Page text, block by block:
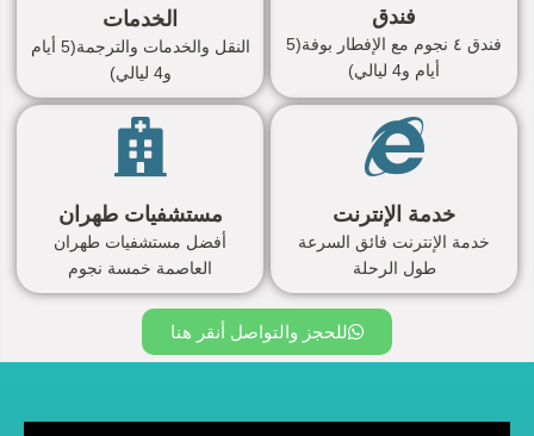
فندق
فندق ٤ نجوم مع الإفطار بوفة(5
أيام و4 ليالي)
الخدمات
النقل والخدمات والترجمة(5 أيام
و4 ليالي)
خدمة الإنترنت
خدمة الإنترنت فائق السرعة
طول الرحلة
مستشفيات طهران
أفضل مستشفيات طهران
العاصمة خمسة نجوم
للحجز والتواصل أنقر هنا